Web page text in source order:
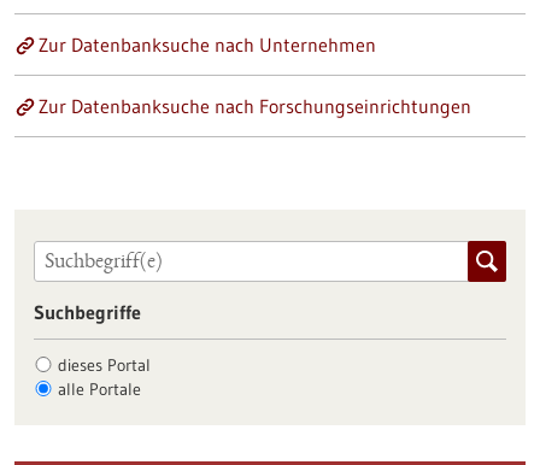
Zur Datenbanksuche nach Unternehmen
Zur Datenbanksuche nach Forschungseinrichtungen
Suchbegriffe
dieses Portal
alle Portale